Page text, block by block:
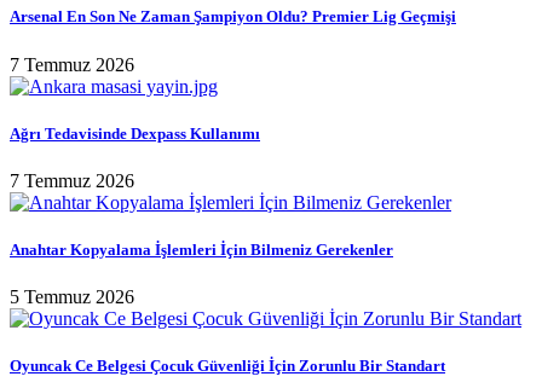
Arsenal En Son Ne Zaman Şampiyon Oldu? Premier Lig Geçmişi
7 Temmuz 2026
Ağrı Tedavisinde Dexpass Kullanımı
7 Temmuz 2026
Anahtar Kopyalama İşlemleri İçin Bilmeniz Gerekenler
5 Temmuz 2026
Oyuncak Ce Belgesi Çocuk Güvenliği İçin Zorunlu Bir Standart